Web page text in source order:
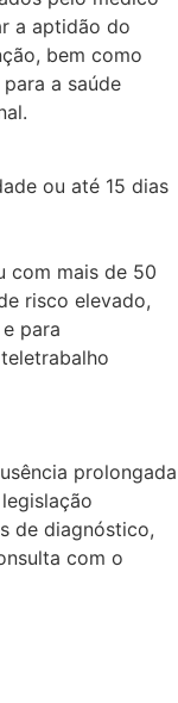
a aptidão do
bem como
a saúde
ou até 15 dias
com mais de 50
risco elevado,
para
prolongada
de diagnóstico,
com o